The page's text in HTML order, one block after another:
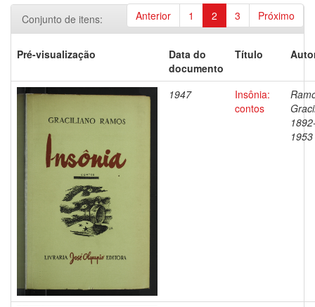
Anterior 1 2 3 Próximo
Conjunto de itens:
Pré-visualização
Data do
documento
Título
1947
Insônia:
contos
1953